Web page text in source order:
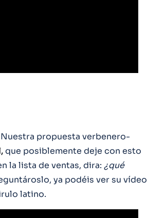
Nuestra propuesta verbenero-
que posiblemente deje con esto
la lista de ventas, dira: ¿qué
ya podéis ver su vídeo
latino.